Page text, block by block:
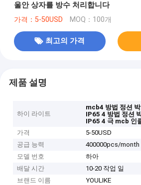
울안 상자를 방수 처리합니다
가격：5-50USD MOQ：100개
최고의 가격
제품 설명
하이 라이트
mcb4 방법 정션
IP65 4 방법 정션
IP65 4 극 mcb 인
가격
5-50USD
공급 능력
400000pcs/month
모델 번호
하아
배달 시간
10-20 작업 일
브랜드 이름
YOULIKE